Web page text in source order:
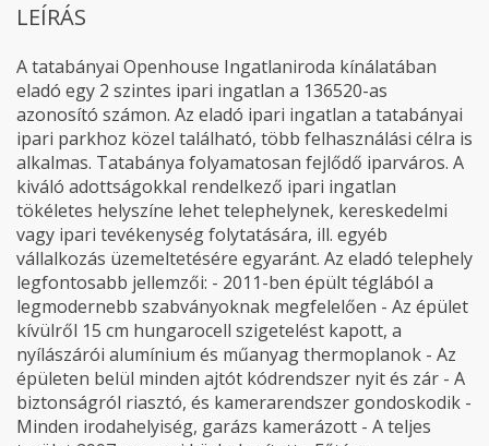
LEÍRÁS
A tatabányai Openhouse Ingatlaniroda kínálatában
eladó egy 2 szintes ipari ingatlan a 136520-as
azonosító számon. Az eladó ipari ingatlan a tatabányai
ipari parkhoz közel található, több felhasználási célra is
alkalmas. Tatabánya folyamatosan fejlődő iparváros. A
kiváló adottságokkal rendelkező ipari ingatlan
tökéletes helyszíne lehet telephelynek, kereskedelmi
vagy ipari tevékenység folytatására, ill. egyéb
vállalkozás üzemeltetésére egyaránt. Az eladó telephely
legfontosabb jellemzői: - 2011-ben épült téglából a
legmodernebb szabványoknak megfelelően - Az épület
kívülről 15 cm hungarocell szigetelést kapott, a
nyílászárói alumínium és műanyag thermoplanok - Az
épületen belül minden ajtót kódrendszer nyit és zár - A
biztonságról riasztó, és kamerarendszer gondoskodik -
Minden irodahelyiség, garázs kamerázott - A teljes